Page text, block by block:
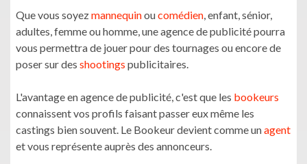
Que vous soyezmannequinoucomédien, enfant, sénior,
adultes, femme ou homme, une agence de publicité pourra
vous permettra de jouer pour des tournages ou encore de
poser sur des shootings publicitaires.
L'avantage en agence de publicité, c'est que les bookeurs
connaissent vos profils faisant passer eux même les
castings bien souvent. Le Bookeur devient comme unagent
et vous représente auprès des annonceurs.